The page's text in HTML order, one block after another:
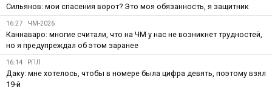
Сильянов: мои спасения ворот? Это моя обязанность, я защитник
16:27 ЧМ-2026
Каннаваро: многие считали, что на ЧМ у нас не возникнет трудностей,
но я предупреждал об этом заранее
16:14 РПЛ
Даку: мне хотелось, чтобы в номере была цифра девять, поэтому взял
19-й